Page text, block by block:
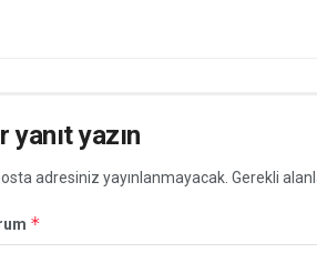
yanıt yazın
adresiniz yayınlanmayacak. Gerekli
*